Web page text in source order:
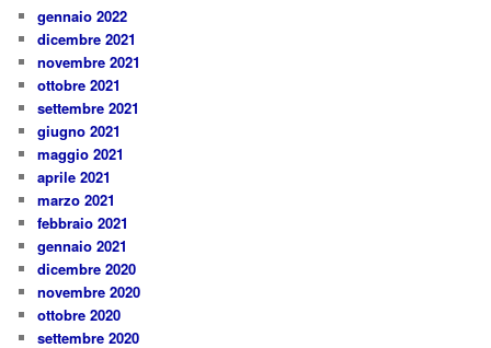
gennaio 2022
dicembre 2021
novembre 2021
ottobre 2021
settembre 2021
giugno 2021
maggio 2021
aprile 2021
marzo 2021
febbraio 2021
gennaio 2021
dicembre 2020
novembre 2020
ottobre 2020
settembre 2020